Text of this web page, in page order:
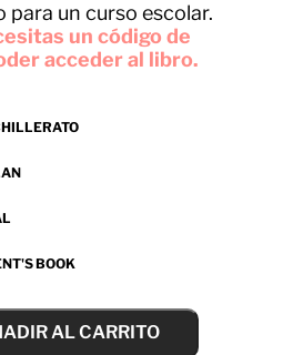
para un curso escolar.
un código de
acceder al libro.
BOOK
AL CARRITO